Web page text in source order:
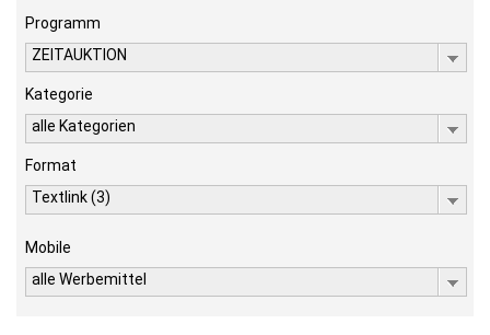
Programm
ZEITAUKTION
Kategorie
alle Kategorien
Format
Textlink (3)
Mobile
alle Werbemittel